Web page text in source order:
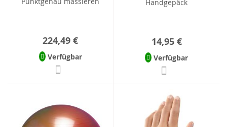
224,49 €
Verfügbar
Handgepäck
14,95 €
Verfügbar